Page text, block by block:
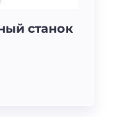
станок